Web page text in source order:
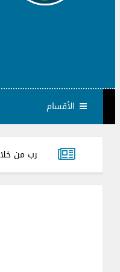
الأقسام
الشرب من خلال فوري